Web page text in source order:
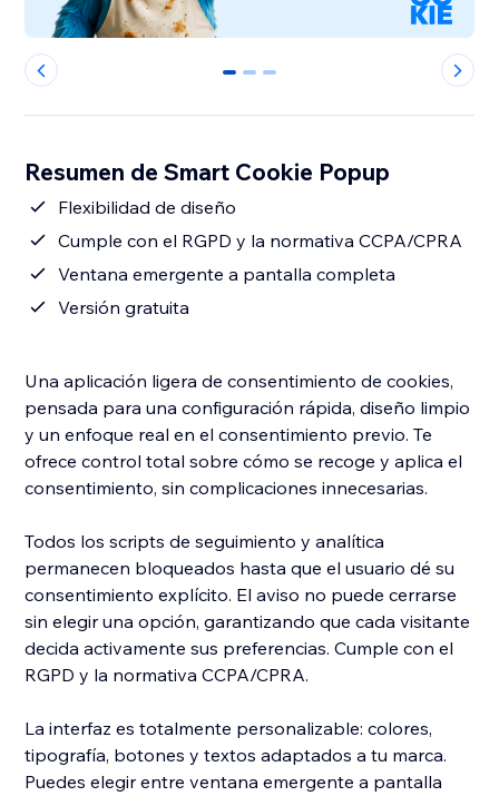
0 1 2
Resumen de Smart Cookie Popup
Flexibilidad de diseño
Cumple con el RGPD y la normativa CCPA/CPRA
Ventana emergente a pantalla completa
Versión gratuita
Una aplicación ligera de consentimiento de cookies,
pensada para una configuración rápida, diseño limpio
y un enfoque real en el consentimiento previo. Te
ofrece control total sobre cómo se recoge y aplica el
consentimiento, sin complicaciones innecesarias.
Todos los scripts de seguimiento y analítica
permanecen bloqueados hasta que el usuario dé su
consentimiento explícito. El aviso no puede cerrarse
sin elegir una opción, garantizando que cada visitante
decida activamente sus preferencias. Cumple con el
RGPD y la normativa CCPA/CPRA.
La interfaz es totalmente personalizable: colores,
tipografía, botones y textos adaptados a tu marca.
Puedes elegir entre ventana emergente a pantalla